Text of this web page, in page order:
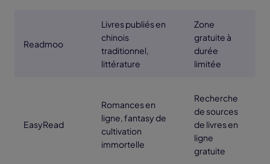
Readmoo
Livres publiés en
chinois
traditionnel,
littérature
Zone
gratuite à
durée
limitée
EasyRead
Romances en
ligne, fantasy de
cultivation
immortelle
Recherche
de sources
de livres en
ligne
gratuite